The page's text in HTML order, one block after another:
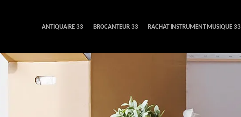
ANTIQUAIRE 33 BROCANTEUR 33 RACHAT INSTRUMENT MUSIQUE 33